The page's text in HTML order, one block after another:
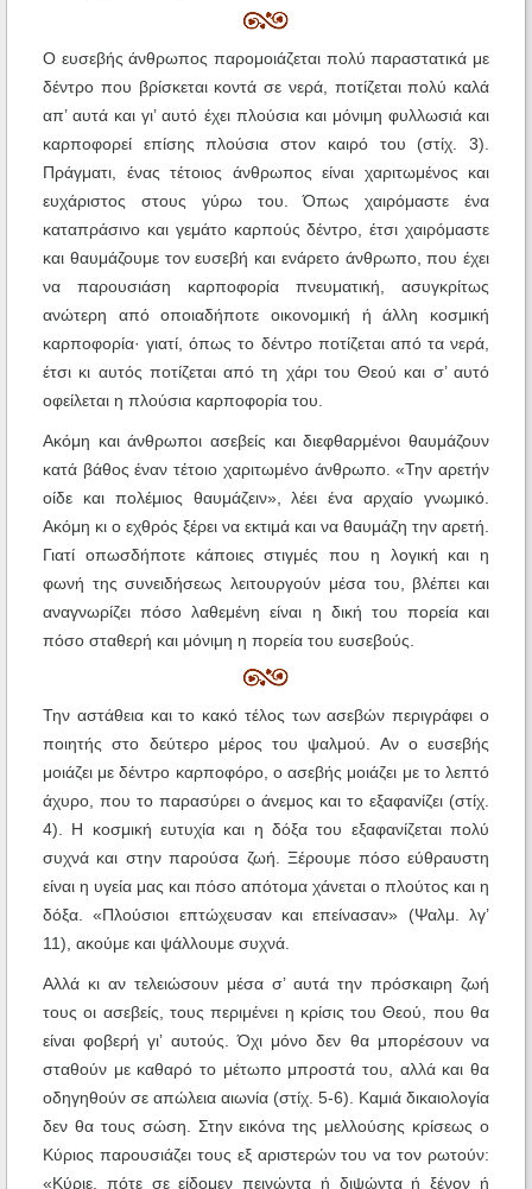
Ο ευσεβής άνθρωπος παρομοιάζεται πολύ παραστατικά με
δέντρο που βρίσκεται κοντά σε νερά, ποτίζεται πολύ καλά
απ’ αυτά και γι’ αυτό έχει πλούσια και μόνιμη φυλλωσιά και
καρποφορεί επίσης πλούσια στον καιρό του (στίχ. 3).
Πράγματι, ένας τέτοιος άνθρωπος είναι χαριτωμένος και
ευχάριστος στους γύρω του. Όπως χαιρόμαστε ένα
καταπράσινο και γεμάτο καρπούς δέντρο, έτσι χαιρόμαστε
και θαυμάζουμε τον ευσεβή και ενάρετο άνθρωπο, που έχει
να παρουσιάση καρποφορία πνευματική, ασυγκρίτως
ανώτερη από οποιαδήποτε οικονομική ή άλλη κοσμική
καρποφορία· γιατί, όπως το δέντρο ποτίζεται από τα νερά,
έτσι κι αυτός ποτίζεται από τη χάρι του Θεού και σ’ αυτό
οφείλεται η πλούσια καρποφορία του.
Ακόμη και άνθρωποι ασεβείς και διεφθαρμένοι θαυμάζουν
κατά βάθος έναν τέτοιο χαριτωμένο άνθρωπο. «Την αρετήν
οίδε και πολέμιος θαυμάζειν», λέει ένα αρχαίο γνωμικό.
Ακόμη κι ο εχθρός ξέρει να εκτιμά και να θαυμάζη την αρετή.
Γιατί οπωσδήποτε κάποιες στιγμές που η λογική και η
φωνή της συνειδήσεως λειτουργούν μέσα του, βλέπει και
αναγνωρίζει πόσο λαθεμένη είναι η δική του πορεία και
πόσο σταθερή και μόνιμη η πορεία του ευσεβούς.
Την αστάθεια και το κακό τέλος των ασεβών περιγράφει ο
ποιητής στο δεύτερο μέρος του ψαλμού. Αν ο ευσεβής
μοιάζει με δέντρο καρποφόρο, ο ασεβής μοιάζει με το λεπτό
άχυρο, που το παρασύρει ο άνεμος και το εξαφανίζει (στίχ.
4). Η κοσμική ευτυχία και η δόξα του εξαφανίζεται πολύ
συχνά και στην παρούσα ζωή. Ξέρουμε πόσο εύθραυστη
είναι η υγεία μας και πόσο απότομα χάνεται ο πλούτος και η
δόξα. «Πλούσιοι επτώχευσαν και επείνασαν» (Ψαλμ. λγ’
11), ακούμε και ψάλλουμε συχνά.
Αλλά κι αν τελειώσουν μέσα σ’ αυτά την πρόσκαιρη ζωή
τους οι ασεβείς, τους περιμένει η κρίσις του Θεού, που θα
είναι φοβερή γι’ αυτούς. Όχι μόνο δεν θα μπορέσουν να
σταθούν με καθαρό το μέτωπο μπροστά του, αλλά και θα
οδηγηθούν σε απώλεια αιωνία (στίχ. 5-6). Καμιά δικαιολογία
δεν θα τους σώση. Στην εικόνα της μελλούσης κρίσεως ο
Κύριος παρουσιάζει τους εξ αριστερών του να τον ρωτούν:
«Κύριε, πότε σε είδομεν πεινώντα ή διψώντα ή ξένον ή